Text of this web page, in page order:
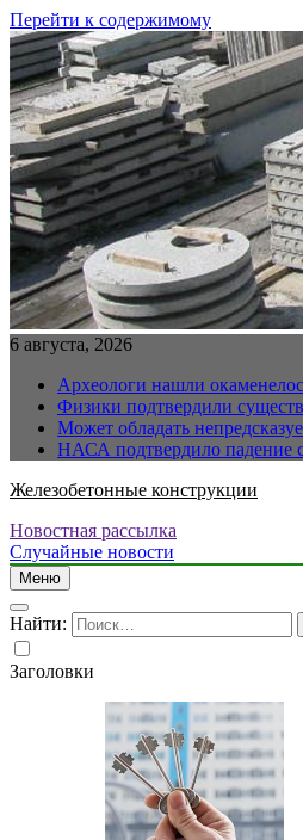
Перейти к содержимому
6 августа, 2026
Археологи нашли
Физики подтвердили
Может обладать
НАСА подтвердило падение
Железобетонные конструкции
Новостная рассылка
Случайные новости
Меню
Найти:
Заголовки